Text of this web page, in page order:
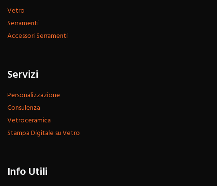
Vetro
Serramenti
Accessori Serramenti
Servizi
Personalizzazione
Consulenza
Vetroceramica
Stampa Digitale su Vetro
Info Utili